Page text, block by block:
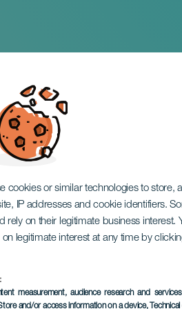
cookies or similar technologies to store,
IP addresses and cookie identifiers.
on their legitimate business interest.
legitimate interest at any time by
measurement, audience research and
and/or access information on a device,